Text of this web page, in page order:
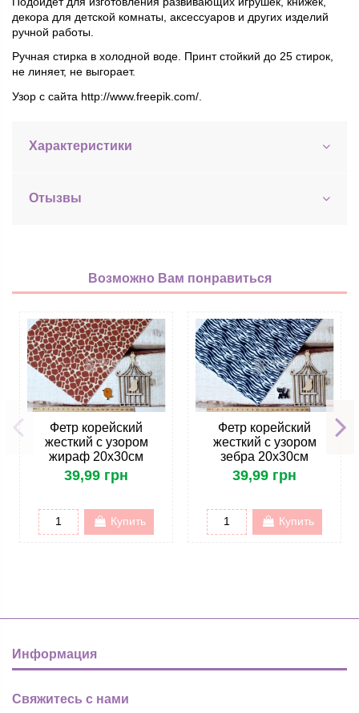
декора для детской комнаты, аксессуаров и других изделий
ручной работы.
Ручная стирка в холодной воде. Принт стойкий до 25 стирок,
не линяет, не выгорает.
Узор с сайта http://www.freepik.com/.
Характеристики
Отызвы
Возможно Вам понравиться
Фетр корейский
жесткий с узором
жираф 20х30см
39,99 грн
Купить
Фетр корейский
жесткий с узором
зебра 20х30см
39,99 грн
Купить
Информация
Свяжитесь с нами